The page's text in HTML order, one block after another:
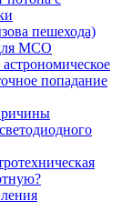
пешехода)
МСО
попадание